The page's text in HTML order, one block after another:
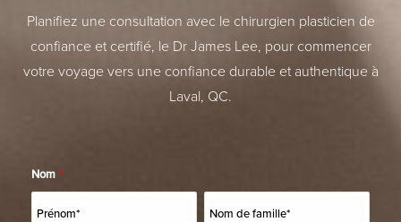
Planifiez une consultation avec le chirurgien plasticien de
confiance et certifié, le Dr James Lee, pour commencer
votre voyage vers une confiance durable et authentique à
Laval, QC.
Nom *